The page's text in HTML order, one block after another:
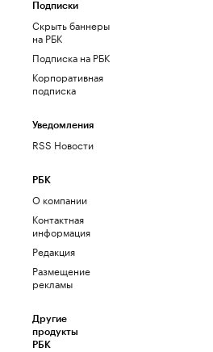
Подписки
Скрыть баннеры
на РБК
Подписка на РБК
Корпоративная
подписка
Уведомления
RSS Новости
РБК
О компании
Контактная
информация
Редакция
Размещение
рекламы
Другие
продукты
РБК